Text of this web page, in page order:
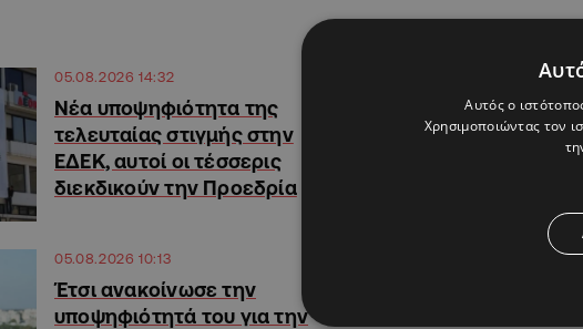
05.08.2026 14:32
Νέα υποψηφιότητα της
τελευταίας στιγμής στην
ΕΔΕΚ, αυτοί οι τέσσερις
διεκδικούν την Προεδρία
05.08.2026 10:13
Έτσι ανακοίνωσε την
υποψηφιότητά του για την
Αυτός ο
Χρησιμοποιώντας τον